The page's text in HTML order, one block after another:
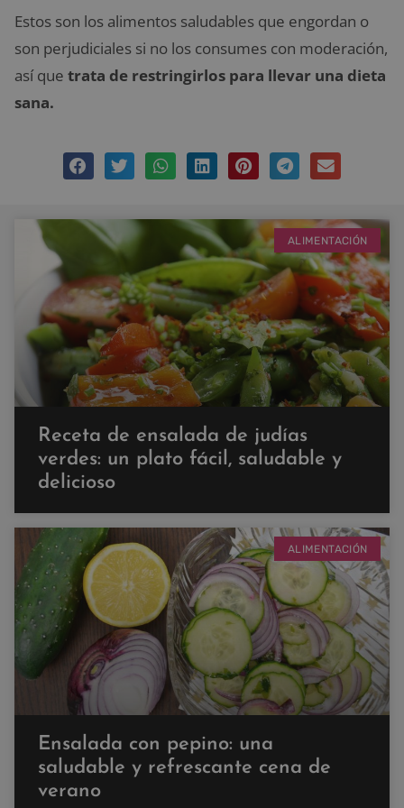
Estos son los alimentos saludables que engordan o
son perjudiciales si no los consumes con moderación,
así que trata de restringirlos para llevar una dieta
sana.
ALIMENTACIÓN
Receta de ensalada de judías
verdes: un plato fácil, saludable y
delicioso
ALIMENTACIÓN
Ensalada con pepino: una
saludable y refrescante cena de
verano